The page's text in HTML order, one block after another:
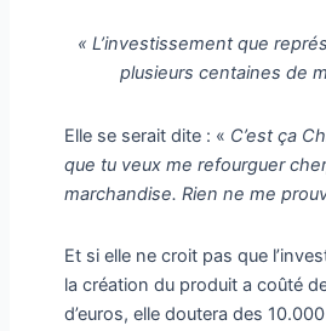
« L’investissement que
plusieurs centaines de
Elle se serait dite : « C’est ça
que tu veux me refourguer
marchandise. Rien ne me
Et si elle ne croit pas que
la création du produit a coûté
d’euros, elle doutera des